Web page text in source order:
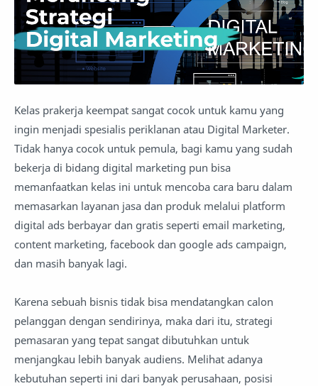
Kelas prakerja keempat sangat cocok untuk kamu yang
ingin menjadi spesialis periklanan atau Digital Marketer.
Tidak hanya cocok untuk pemula, bagi kamu yang sudah
bekerja di bidang digital marketing pun bisa
memanfaatkan kelas ini untuk mencoba cara baru dalam
memasarkan layanan jasa dan produk melalui platform
digital ads berbayar dan gratis seperti email marketing,
content marketing, facebook dan google ads campaign,
dan masih banyak lagi.
Karena sebuah bisnis tidak bisa mendatangkan calon
pelanggan dengan sendirinya, maka dari itu, strategi
pemasaran yang tepat sangat dibutuhkan untuk
menjangkau lebih banyak audiens. Melihat adanya
kebutuhan seperti ini dari banyak perusahaan, posisi